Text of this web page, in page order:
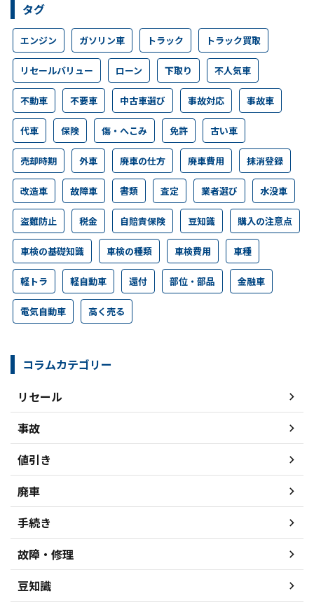
タグ
エンジン ガソリン車 トラック トラック買取
リセールバリュー ローン 下取り 不人気車
不動車 不要車 中古車選び 事故対応 事故車
代車 保険 傷・へこみ 免許 古い車
売却時期 外車 廃車の仕方 廃車費用 抹消登録
改造車 故障車 書類 査定 業者選び 水没車
盗難防止 税金 自賠責保険 豆知識 購入の注意点
車検の基礎知識 車検の種類 車検費用 車種
軽トラ 軽自動車 還付 部位・部品 金融車
電気自動車 高く売る
コラムカテゴリー
リセール
事故
値引き
廃車
手続き
故障・修理
豆知識